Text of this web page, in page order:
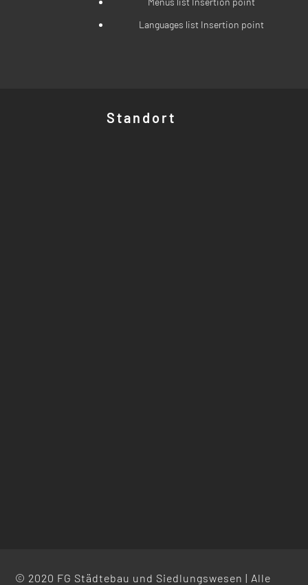
Languages list Insertion point
Standort
© 2020 FG Städtebau und Siedlungswesen | Alle